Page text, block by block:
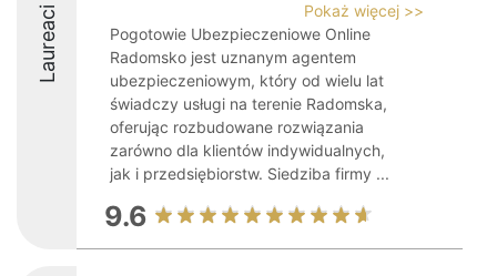
Laureaci
Pokaż więcej >>
Pogotowie Ubezpieczeniowe Online
Radomsko jest uznanym agentem
ubezpieczeniowym, który od wielu lat
świadczy usługi na terenie Radomska,
oferując rozbudowane rozwiązania
zarówno dla klientów indywidualnych,
jak i przedsiębiorstw. Siedziba firmy ...
9.6